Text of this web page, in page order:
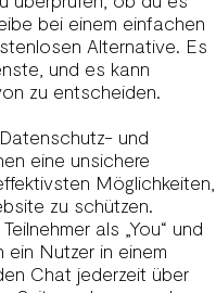
bei einem einfachen
Alternative. Es
und es kann
zu entscheiden.
und
eine unsichere
Möglichkeiten,
zu schützen.
als „You“ und
ein Nutzer in einem
Chat jederzeit über